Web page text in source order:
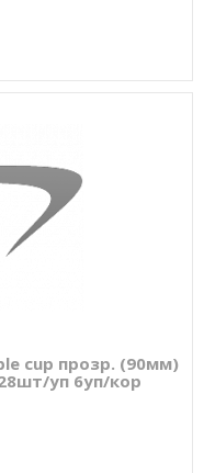
cup прозр. (90мм)
уп 6уп/кор